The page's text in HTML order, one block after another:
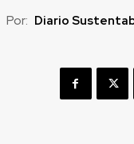
Por: Diario